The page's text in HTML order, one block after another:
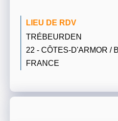
LIEU DE RDV
TRÉBEURDEN
22 - CÔTES-D'ARMOR /
FRANCE